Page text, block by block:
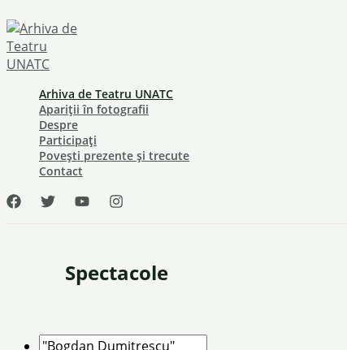
to
content
Arhiva de Teatru UNATC
Apariții în fotografii
Despre
Participați
Povești prezente și trecute
Contact
Spectacole